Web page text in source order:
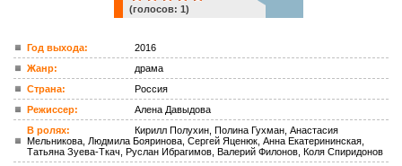
ком.
(голосов: 1)
Год выхода:
2016
Жанр:
драма
Страна:
Россия
Режиссер:
Алена Давыдова
В ролях:
Кирилл Полухин, Полина Гухман, Анастасия
Мельникова, Людмила Бояринова, Сергей Яценюк, Анна Екатерининская,
Татьяна Зуева-Ткач, Руслан Ибрагимов, Валерий Филонов, Коля Спиридонов